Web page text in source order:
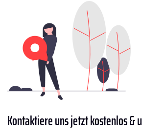
Kontaktiereuns jetzt kostenlos &